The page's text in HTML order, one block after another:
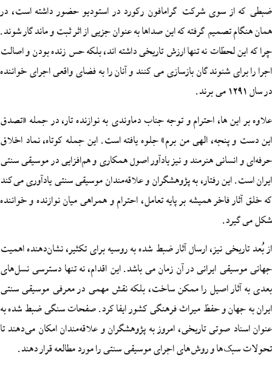
شرکت گرامافون رکورد در استودیو حضور داشته است، در
گرفته که این صداها به عنوان جزیی از اثر ثبت و ماندگار شوند.
نه تنها ارزش تاریخی داشته اند، بلکه حس زنده بودن و اصالت
بازسازی می کنند و آنان را به فضای واقعی اجرای خواننده
ها، احترام و توجه جناب دماوندی به نوازنده تار، در جمله «تصدق
الهی من برم» جلوه یافته است. این جمله کوتاه، نماد اخلاق
هنرمند و نیز یادآور اصول همکاری و هم‌افزایی در موسیقی سنتی
رفتار، به پژوهشگران و علاقه‌مندان موسیقی سنتی یادآوری می‌کند
همیشه بر پایه تعامل، احترام و همراهی میان نوازنده و خواننده
نیز، ارسال آثار ضبط شده به روسیه برای تکثیر، نشان‌دهنده اهمیت
ایرانی در آن زمان می باشد. این اقدام، نه تنها دسترسی نسل‌های
اصیل را ممکن ساخت، بلکه نقش مهمی در معرفی موسیقی سنتی
و حفظ میراث فرهنگی کشور ایفا کرد. صفحات سنگی ضبط شده به
تاریخی، امروز به پژوهشگران و علاقه‌مندان امکان می‌دهند تا
و روش‌های اجرای موسیقی سنتی را مورد مطالعه قرار دهند.